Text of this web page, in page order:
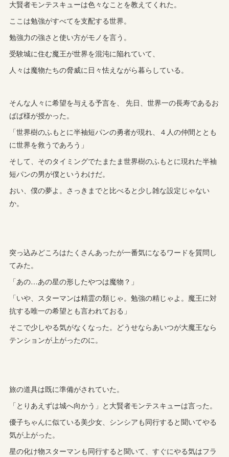
大賢者モンテスキューは色々なことを教えてくれた。
ここは勉強がすべてを支配する世界。
勉強力の強さと使い方がモノを言う。
受験城に住む魔王が世界を混沌に陥れていて、
人々は魔物たちの脅威に日々怯えながら暮らしている。
そんな人々に希望を与える予言を、 先日、世界一の長寿であるお
ばば様が授かった。
「世界樹のふもとに半袖短パンの勇者が現れ、４人の仲間ととも
に世界を救うであろう」
そして、そのタイミングでたまたま世界樹のふもとに現れた半袖
短パンの男が僕というわけだ。
おい、僕の夢よ。さっきまでと比べると少し雑な設定じゃない
か。
突っ込みどころはたくさんあったが一番気になるワードを質問し
てみた。
「あの…あの星の形したやつは魔物？」
「いや、スターマンは精霊の類じゃ。勉強の精じゃよ。魔王に対
抗する唯一の希望とも言われておる」
そこで少しやる気がなくなった。どうせならあいつが大魔王なら
テンションが上がったのに。
旅の道具は既に準備がされていた。
「とりあえずは城へ向かう」と大賢者モンテスキューは言った。
優子ちゃんに似ている美少女、シンシアも同行すると聞いてやる
気が上がった。
星の化け物スターマンも同行すると聞いて、すぐにやる気はフラ